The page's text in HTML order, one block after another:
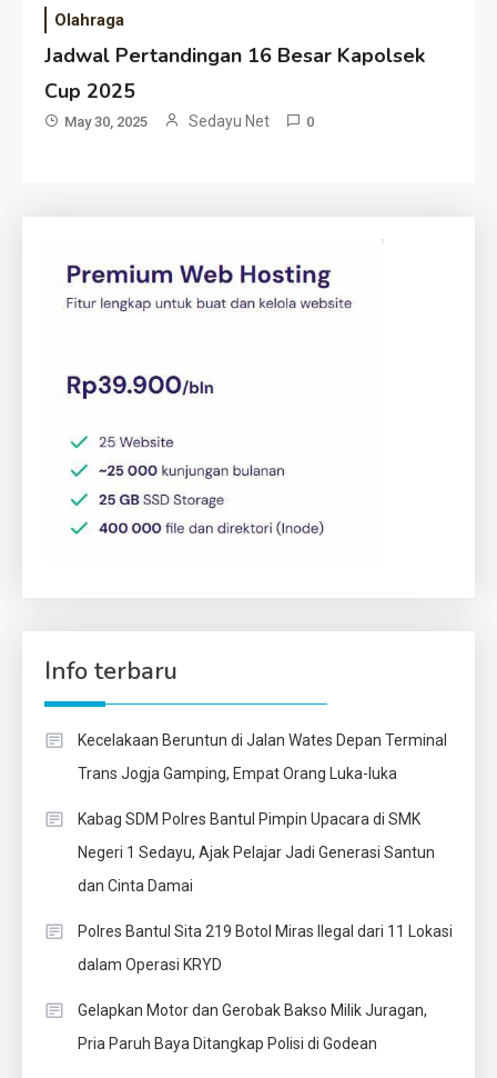
Olahraga
Jadwal Pertandingan 16 Besar Kapolsek
Cup 2025
May 30, 2025 Sedayu Net 0
Info terbaru
Kecelakaan Beruntun di Jalan Wates Depan Terminal
Trans Jogja Gamping, Empat Orang Luka-luka
Kabag SDM Polres Bantul Pimpin Upacara di SMK
Negeri 1 Sedayu, Ajak Pelajar Jadi Generasi Santun
dan Cinta Damai
Polres Bantul Sita 219 Botol Miras Ilegal dari 11 Lokasi
dalam Operasi KRYD
Gelapkan Motor dan Gerobak Bakso Milik Juragan,
Pria Paruh Baya Ditangkap Polisi di Godean